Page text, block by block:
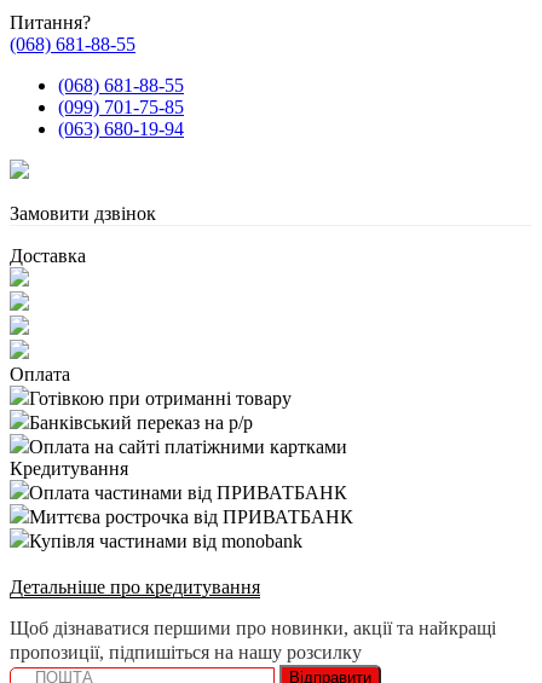
Питання?
(068) 681-88-55
(068) 681-88-55
(099) 701-75-85
(063) 680-19-94
Замовити дзвінок
Доставка
Оплата
Готівкою при отриманні товару
Банківський переказ на р/р
Оплата на сайті платіжними картками
Кредитування
Оплата частинами від ПРИВАТБАНК
Миттєва рострочка від ПРИВАТБАНК
Купівля частинами від monobank
Детальніше про кредитування
Щоб дізнаватися першими про новинки, акції та найкращі
пропозиції, підпишіться на нашу розсилку
Відправити